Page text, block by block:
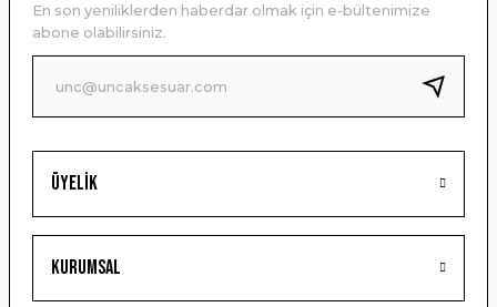
Ürün bilgilerinde hatalar bulunuyor.
Ürün fiyatı diğer sitelerden daha pahalı.
Bu ürüne benzer farklı alternatifler olmalı.
Gönder
Üyelik
Kurumsal
En son yeniliklerden haberdar olmak için e-bültenimize
abone olabilirsiniz.